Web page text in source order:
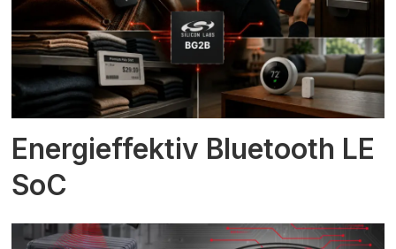
Energieffektiv Bluetooth LE
SoC